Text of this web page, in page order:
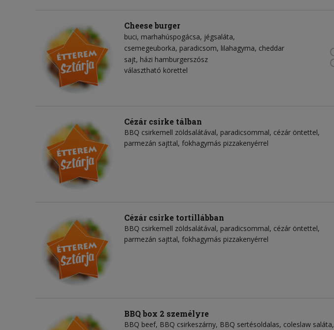
Cheese burger
buci marhahúspogácsa jégsaláta
csemegeuborka paradicsom lilahagyma cheddar
sajt házi hamburgerszósz
választható körettel
Cézár csirke tálban
BBQ csirkemell zöldsalátával, paradicsommal, cézár öntettel,
parmezán sajttal, fokhagymás pizzakenyérrel
Cézár csirke tortillábban
BBQ csirkemell zöldsalátával, paradicsommal, cézár öntettel,
parmezán sajttal, fokhagymás pizzakenyérrel
BBQ box 2 személyre
BBQ beef, BBQ csirkeszárny, BBQ sertésoldalas, coleslaw saláta,